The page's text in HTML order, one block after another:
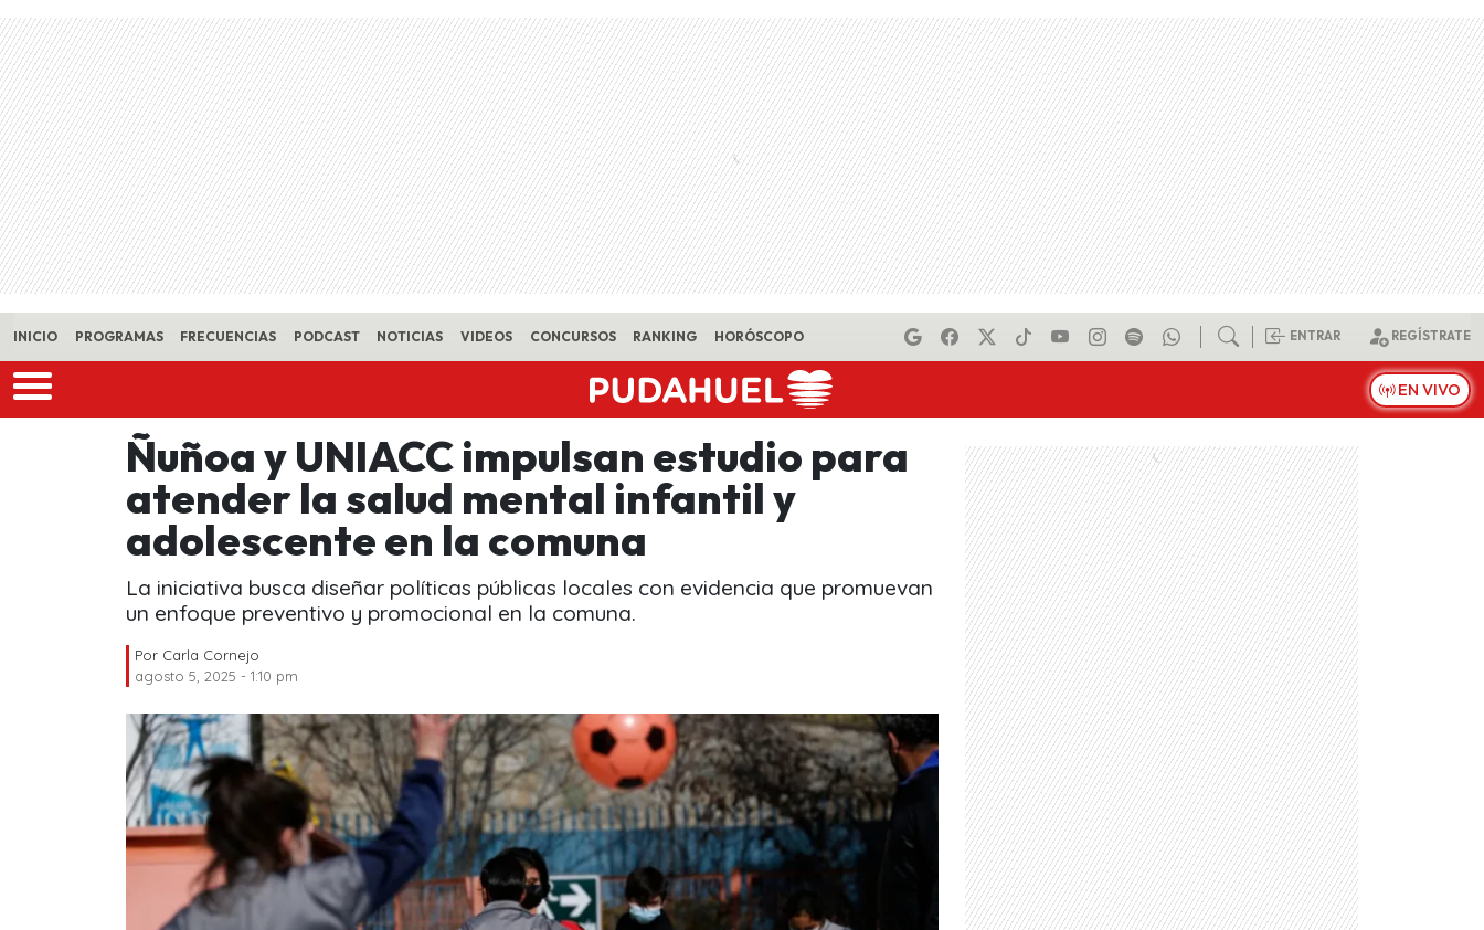
Skip to main content
INICIO PROGRAMAS FRECUENCIAS PODCAST NOTICIAS VIDEOS CONCURSOS RANKING HORÓSCOPO ENTRAR REGÍSTRATE
EN VIVO
Ñuñoa y UNIACC impulsan estudio para
atender la salud mental infantil y
adolescente en la comuna
La iniciativa busca diseñar políticas públicas locales con evidencia que promuevan
un enfoque preventivo y promocional en la comuna.
Por Carla Cornejo
agosto 5, 2025 - 1:10 pm